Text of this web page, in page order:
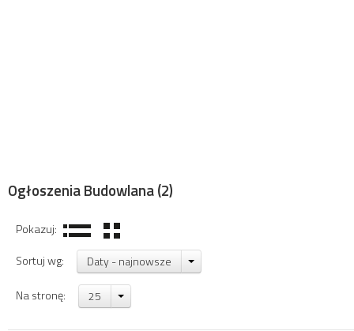
Ogłoszenia Budowlana(2)
Pokazuj:
Sortuj wg:
Daty - najnowsze
Na stronę: 25